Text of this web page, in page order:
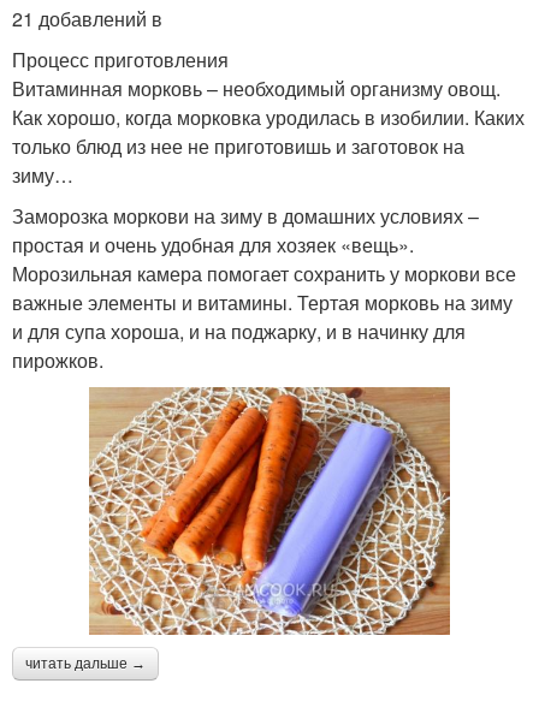
21 добавлений в
Процесс приготовления
Витаминная морковь – необходимый организму овощ.
Как хорошо, когда морковка уродилась в изобилии. Каких
только блюд из нее не приготовишь и заготовок на
зиму…
Заморозка моркови на зиму в домашних условиях –
простая и очень удобная для хозяек «вещь».
Морозильная камера помогает сохранить у моркови все
важные элементы и витамины. Тертая морковь на зиму
и для супа хороша, и на поджарку, и в начинку для
пирожков.
читать дальше →